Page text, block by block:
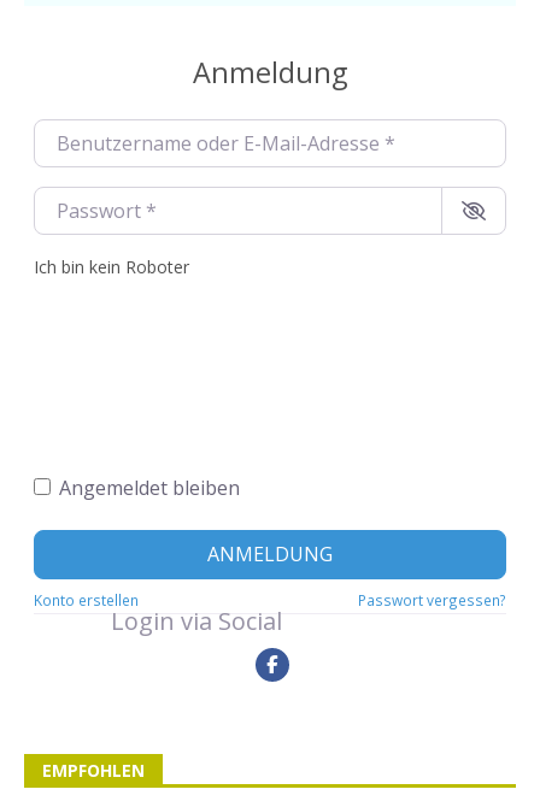
Anmeldung
Benutzername oder E-Mail-Adresse
Passwort
Ich bin kein Roboter
Angemeldet bleiben
ANMELDUNG
Konto erstellen Passwort vergessen?
Login via Social
EMPFOHLEN